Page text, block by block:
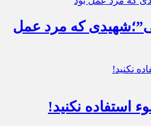
که مرد عمل
استفاده نکنید!